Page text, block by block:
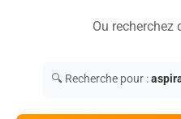
Ou recherchez
🔍 Recherche pour :